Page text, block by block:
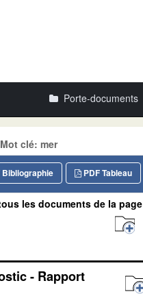
Porte-documents
clé: mer
PDF Tableau
Bibliographie
les documents de la page
- Rapport